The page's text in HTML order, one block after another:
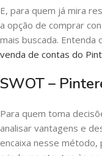
E, para quem já mira
a opção de comprar
mais buscada. Entenda
venda de contas do
SWOT –
Para quem toma
analisar vantagens e
encaixa nesse método,